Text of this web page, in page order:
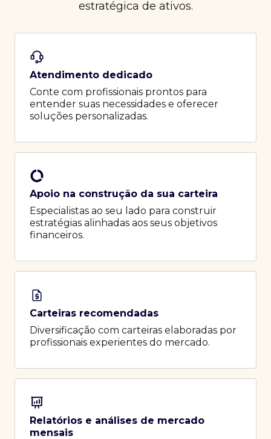
estratégica de ativos.
Atendimento dedicado
Conte com profissionais prontos para
entender suas necessidades e oferecer
soluções personalizadas.
Apoio na construção da sua carteira
Especialistas ao seu lado para construir
estratégias alinhadas aos seus objetivos
financeiros.
Carteiras recomendadas
Diversificação com carteiras elaboradas por
profissionais experientes do mercado.
Relatórios e análises de mercado
mensais